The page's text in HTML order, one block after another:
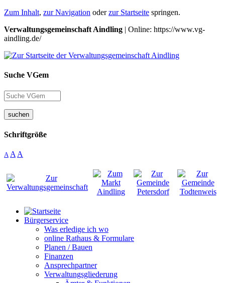
Zum Inhalt, zur Navigation oderzur Startseite springen.
Verwaltungsgemeinschaft Aindling | Online: https://www.vg-
aindling.de/
Suche VGem
suchen
Schriftgröße
A A A
Bürgerservice
Was erledige ich wo
online Rathaus & Formulare
Planen / Bauen
Finanzen
Ansprechpartner
Verwaltungsgliederung